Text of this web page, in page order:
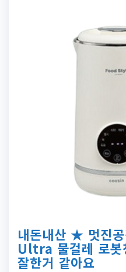
내돈내산 ★ 멋진
Ultra 물걸레 로봇
잘한거 같아요